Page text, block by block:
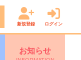
24:45 Ｋａｇｏ
新規登録 ログイン
お知らせ